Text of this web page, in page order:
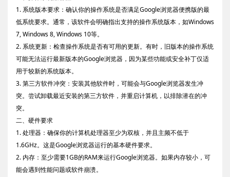
1. 系统版本要求：确认你的操作系统是否满足Google浏览器便携版的最
低系统要求。通常，该软件会明确指出支持的操作系统版本，如Windows
7, Windows 8, Windows 10等。
2. 系统更新：检查操作系统是否有可用的更新。有时，旧版本的操作系统
可能无法运行最新版本的Google浏览器，因为某些功能或安全补丁仅适
用于较新的系统版本。
3. 第三方软件冲突：安装其他软件时，可能会与Google浏览器发生冲
突。尝试卸载最近安装的第三方软件，并重启计算机，以排除潜在的冲
突。
二、硬件要求
1. 处理器：确保你的计算机处理器至少为双核，并且主频不低于
1.6GHz。这是Google浏览器运行的基本硬件要求。
2. 内存：至少需要1GB的RAM来运行Google浏览器。如果内存较小，可
能会遇到性能问题或软件崩溃。